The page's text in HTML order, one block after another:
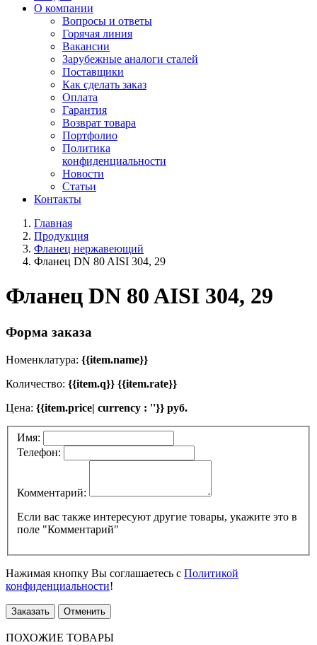
О компании
Вопросы и ответы
Горячая линия
Вакансии
Зарубежные аналоги сталей
Поставщики
Как сделать заказ
Оплата
Гарантия
Возврат товара
Портфолио
Политика
конфиденциальности
Новости
Статьи
Контакты
Главная
Продукция
Фланец нержавеющий
Фланец DN 80 AISI 304, 29
Фланец DN 80 AISI 304, 29
Форма заказа
Номенклатура: {{item.name}}
Количество: {{item.q}} {{item.rate}}
Цена: {{item.price| currency : ''}} руб.
Имя:
Телефон:
Комментарий:
Если вас также интересуют другие товары, укажите это в
поле "Комментарий"
Нажимая кнопку Вы соглашаетесь с Политикой
конфиденциальности!
Заказать Отменить
ПОХОЖИЕ ТОВАРЫ